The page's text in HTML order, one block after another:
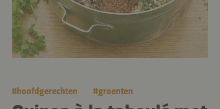
#hoofdgerechten #groenten